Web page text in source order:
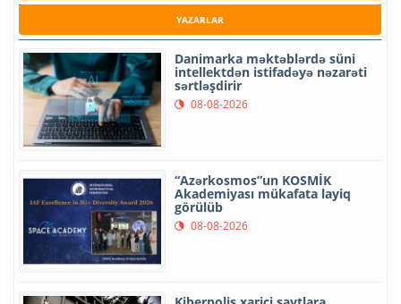
YAZARLAR
Danimarka məktəblərdə süni
intellektdən istifadəyə nəzarəti
sərtləşdirir
08-08-2026
“Azərkosmos”un KOSMİK
Akademiyası mükafata layiq
görülüb
08-08-2026